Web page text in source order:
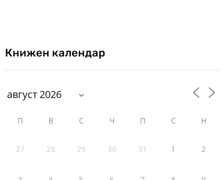
Книжен календар
П В С Ч П С Н
27 28 29 30 31 1 2